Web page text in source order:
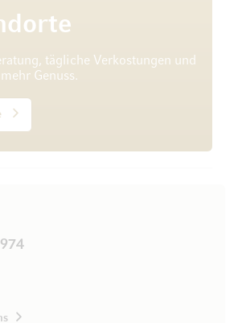
tägliche Verkostungen und
Genuss.